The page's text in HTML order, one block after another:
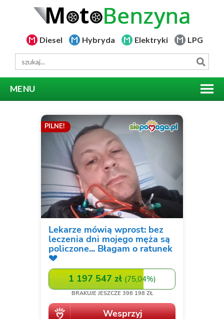
Diesel Hybryda Elektryki LPG
MENU